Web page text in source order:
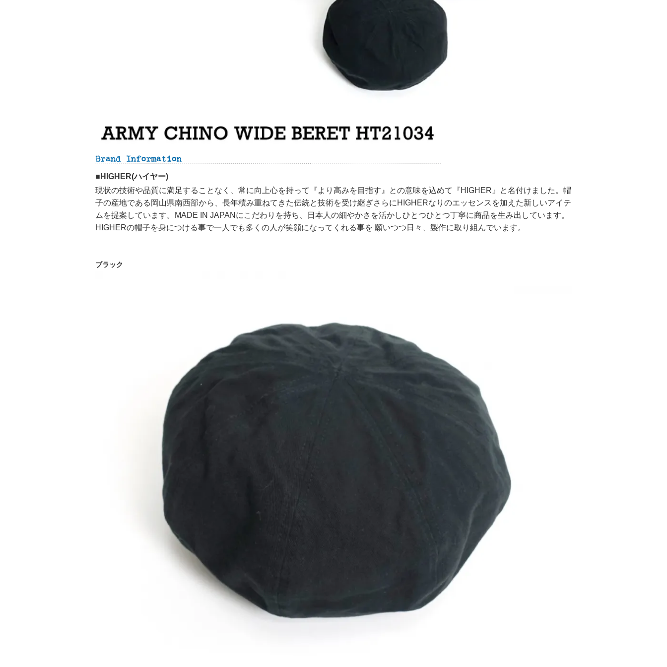
■HIGHER(ハイヤー)
現状の技術や品質に満足することなく、常に向上心を持って『より高みを目指す』との意味を込めて『HIGHER』と名付けました。帽
子の産地である岡山県南西部から、長年積み重ねてきた伝統と技術を受け継ぎさらにHIGHERなりのエッセンスを加えた新しいアイテ
ムを提案しています。MADE IN JAPANにこだわりを持ち、日本人の細やかさを活かしひとつひとつ丁寧に商品を生み出しています。
HIGHERの帽子を身につける事で一人でも多くの人が笑顔になってくれる事を 願いつつ日々、製作に取り組んでいます。
ブラック